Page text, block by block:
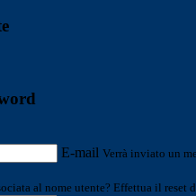
E-mail Verrà inviato un
al nome utente? Effettua il reset